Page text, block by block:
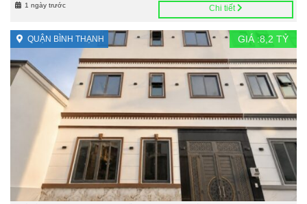
1 ngày trước Chi tiết
QUẬN BÌNH THẠNH GIÁ :8,2 TỶ